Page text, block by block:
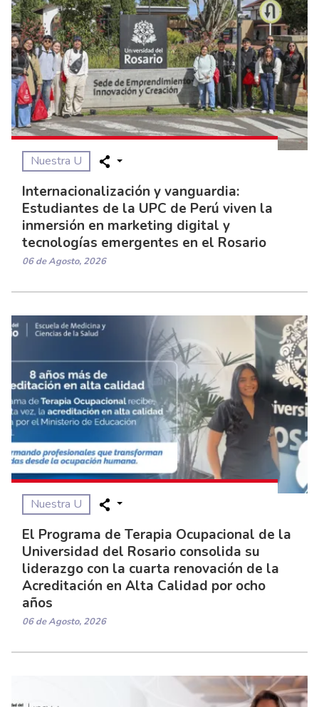
Nuestra U
Internacionalización y vanguardia:
Estudiantes de la UPC de Perú viven la
inmersión en marketing digital y
tecnologías emergentes en el Rosario
06 de Agosto, 2026
Nuestra U
El Programa de Terapia Ocupacional de la
Universidad del Rosario consolida su
liderazgo con la cuarta renovación de la
Acreditación en Alta Calidad por ocho
años
06 de Agosto, 2026